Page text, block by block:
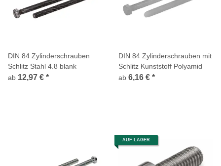
DIN 84 Zylinderschrauben
Schlitz Stahl 4.8 blank
ab 12,97 € *
DIN 84 Zylinderschrauben mit
Schlitz Kunststoff Polyamid
ab 6,16 € *
AUF LAGER